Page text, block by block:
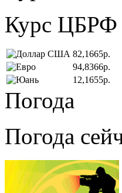
Курс ЦБРФ
82,1665р.
94,8366р.
12,1655р.
Погода
Погода